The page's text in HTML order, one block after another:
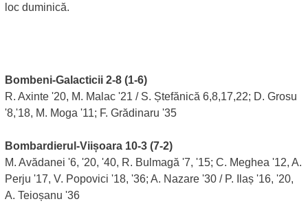
loc duminică.
Bombeni-Galacticii 2-8 (1-6)
R. Axinte '20, M. Malac '21 / S. Ștefănică 6,8,17,22; D. Grosu
'8,'18, M. Moga '11; F. Grădinaru '35
Bombardierul-Viișoara 10-3 (7-2)
M. Avădanei '6, '20, '40, R. Bulmagă '7, '15; C. Meghea '12, A.
Perju '17, V. Popovici '18, '36; A. Nazare '30 / P. Ilaș '16, '20,
A. Teioșanu '36